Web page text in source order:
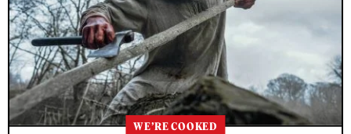
WE’RE COOKED